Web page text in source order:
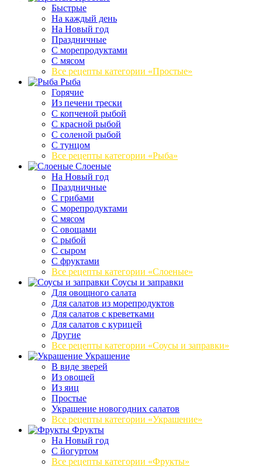
Быстрые
На каждый день
На Новый год
Праздничные
С морепродуктами
С мясом
Все рецепты категории «Простые»
Рыба
Горячие
Из печени трески
С копченой рыбой
С красной рыбой
С соленой рыбой
С тунцом
Все рецепты категории «Рыба»
Слоеные
На Новый год
Праздничные
С грибами
С морепродуктами
С мясом
С овощами
С рыбой
С сыром
С фруктами
Все рецепты категории «Слоеные»
Соусы и заправки
Для овощного салата
Для салатов из морепродуктов
Для салатов с креветками
Для салатов с курицей
Другие
Все рецепты категории «Соусы и заправки»
Украшение
В виде зверей
Из овощей
Из яиц
Простые
Украшение новогодних салатов
Все рецепты категории «Украшение»
Фрукты
На Новый год
С йогуртом
Все рецепты категории «Фрукты»